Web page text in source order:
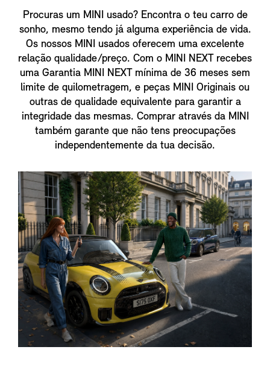
Procuras um MINI usado? Encontra o teu carro de
sonho, mesmo tendo já alguma experiência de vida.
Os nossos MINI usados oferecem uma excelente
relação qualidade/preço. Com o MINI NEXT recebes
uma Garantia MINI NEXT mínima de 36 meses sem
limite de quilometragem, e peças MINI Originais ou
outras de qualidade equivalente para garantir a
integridade das mesmas. Comprar através da MINI
também garante que não tens preocupações
independentemente da tua decisão.